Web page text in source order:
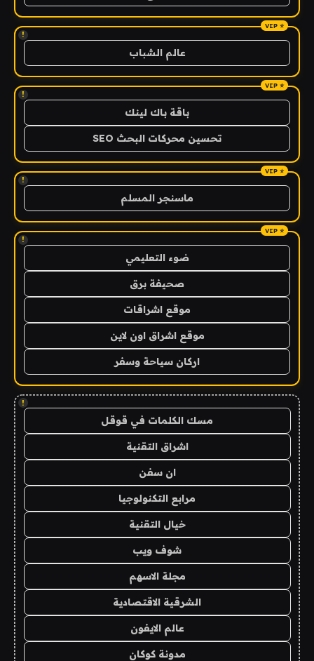
!
عالم الشباب
!
باقة باك لينك
تحسين محركات البحث SEO
!
ماسنجر المسلم
!
ضوء التعليمي
صحيفة برق
موقع اشراقات
موقع اشراق اون لاين
اركان سياحة وسفر
!
مسك الكلمات في قوقل
اشراق التقنية
ان سفن
مرابع التكنولوجيا
خيال التقنية
شوف ويب
مجلة الاسهم
الشرقية الاقتصادية
عالم الايفون
مدونة كوكان